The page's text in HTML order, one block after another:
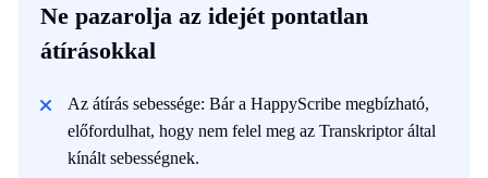
Ne pazarolja az idejét pontatlan
átírásokkal
Az átírás sebessége: Bár a HappyScribe megbízható,
előfordulhat, hogy nem felel meg az Transkriptor által
kínált sebességnek.